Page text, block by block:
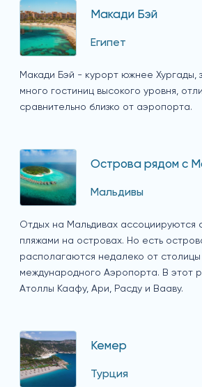
Макади Бэй
Египет
Макади Бэй - курорт южнее Хургады,
много гостиниц высокого уровня,
сравнительно близко от аэропорта.
Острова рядом с
Мальдивы
Отдых на Мальдивах ассоциируются
пляжами на островах. Но есть
располагаются недалеко от столицы
международного Аэропорта. В этот
Атоллы Каафу, Ари, Расду и Вааву.
Кемер
Турция